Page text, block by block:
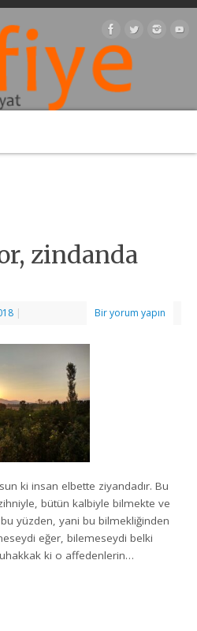
zindanda
| Bir yorum yapın
ki insan elbette ziyandadır. Bu
bütün kalbiyle bilmekte ve
yüzden, yani bu bilmekliğinden
eğer, bilemeseydi belki
ki o affedenlerin…